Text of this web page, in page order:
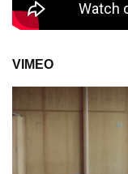
VIMEO